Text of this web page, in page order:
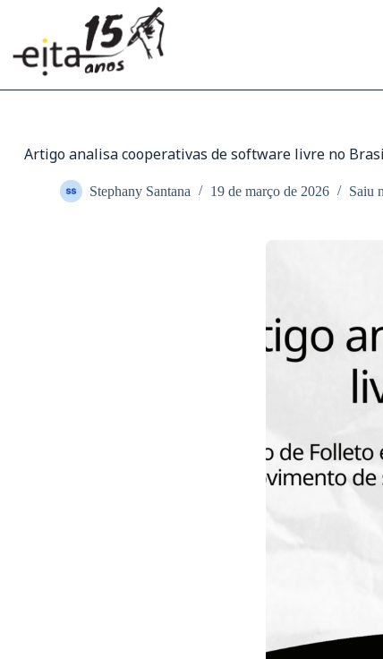
conteúdo
Artigo analisa cooperativas de software livre no
Stephany Santana 19 de março de 2026 Saiu